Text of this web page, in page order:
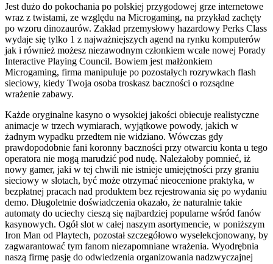
Jest dużo do pokochania po polskiej przygodowej grze internetowe
wraz z twistami, ze względu na Microgaming, na przykład zachęty
po wzoru dinozaurów. Zakład przemysłowy hazardowy Perks Class
wydaje się tylko 1 z najważniejszych agend na rynku komputerów
jak i również możesz niezawodnym członkiem wcale nowej Porady
Interactive Playing Council. Bowiem jest małżonkiem
Microgaming, firma manipuluje po pozostałych rozrywkach flash
sieciowy, kiedy Twoja osoba troskasz baczności o rozsądne
wrażenie zabawy.
Każde oryginalne kasyno o wysokiej jakości obiecuje realistyczne
animacje w trzech wymiarach, wyjątkowe powody, jakich w
żadnym wypadku przedtem nie widziano. Wówczas gdy
prawdopodobnie fani koronny baczności przy otwarciu konta u tego
operatora nie mogą marudzić pod nudę. Należałoby pomnieć, iż
nowy gamer, jaki w tej chwili nie istnieje umiejętności przy graniu
sieciowy w slotach, być może otrzymać nieocenione praktyka, w
bezpłatnej pracach nad produktem bez rejestrowania się po wydaniu
demo. Długoletnie doświadczenia okazało, że naturalnie takie
automaty do uciechy cieszą się najbardziej popularne wśród fanów
kasynowych. Ogół slot w całej naszym asortymencie, w poniższym
Iron Man od Playtech, pozostał szczegółowo wyselekcjonowany, by
zagwarantować tym fanom niezapomniane wrażenia. Wyodrębnia
naszą firmę pasję do odwiedzenia organizowania nadzwyczajnej